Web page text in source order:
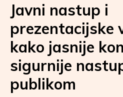
Javni nastup i
prezentacijske
kako jasnije
sigurnije
publikom